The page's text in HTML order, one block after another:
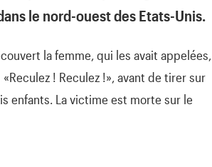
le nord-ouest des Etats-Unis.
la femme, qui les avait appelées,
! Reculez !», avant de tirer sur
enfants. La victime est morte sur le